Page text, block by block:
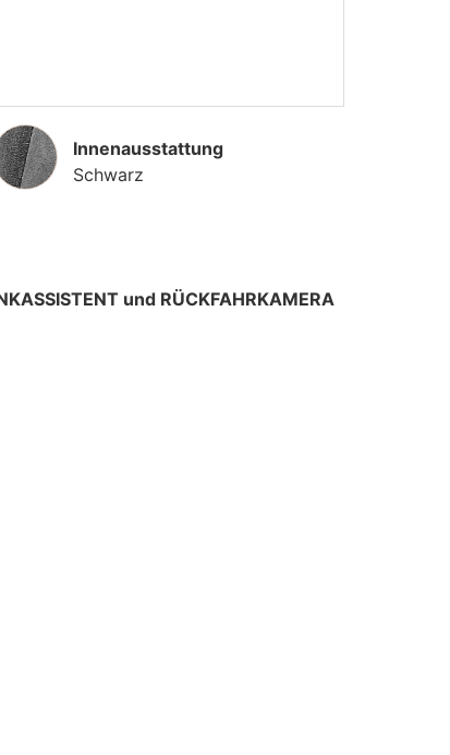
Innenausstattung
Schwarz
und RÜCKFAHRKAMERA